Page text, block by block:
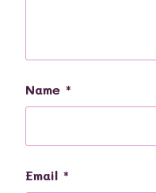
Name *
Email *